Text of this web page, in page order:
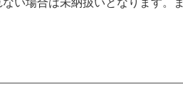
い場合は未納扱いとなります。